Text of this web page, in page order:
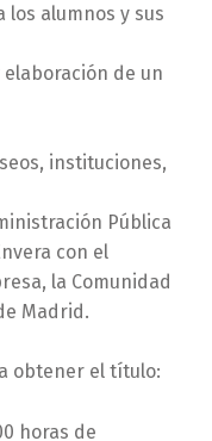
los alumnos y sus
de un
instituciones,
Pública
con el
la Comunidad
Madrid.
obtener el título:
horas de